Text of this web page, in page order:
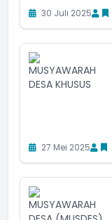
30 Juli 2025
27 Mei 2025